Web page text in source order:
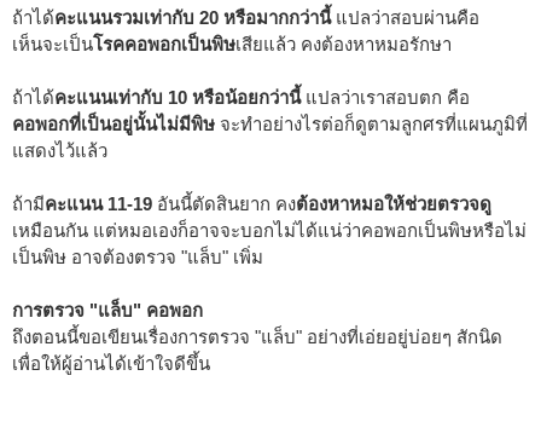
ถ้าได้คะแนนรวมเท่ากับ 20 หรือมากกว่านี้แปลว่าสอบผ่านคือ
เห็นจะเป็นโรคคอพอกเป็นพิษเสียแล้ว คงต้องหาหมอรักษา
ถ้าได้คะแนนเท่ากับ 10 หรือน้อยกว่านี้แปลว่าเราสอบตก คือ
คอพอกที่เป็นอยู่นั้นไม่มีพิษ จะทำอย่างไรต่อก็ดูตามลูกศรที่แผนภูมิที่
แสดงไว้แล้ว
ถ้ามีคะแนน 11-19 อันนี้ตัดสินยาก คงต้องหาหมอให้ช่วยตรวจดู
เหมือนกัน แต่หมอเองก็อาจจะบอกไม่ได้แน่ว่าคอพอกเป็นพิษหรือไม่
เป็นพิษ อาจต้องตรวจ "แล็บ" เพิ่ม
การตรวจ "แล็บ" คอพอก
ถึงตอนนี้ขอเขียนเรื่องการตรวจ "แล็บ" อย่างที่เอ่ยอยู่บ่อยๆ สักนิด
เพื่อให้ผู้อ่านได้เข้าใจดีขึ้น